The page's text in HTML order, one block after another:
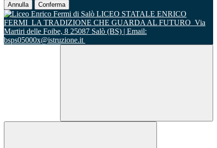
Annulla Conferma
LICEO STATALE ENRICO
FERMI LA TRADIZIONE CHE GUARDA AL FUTURO Via
Martiri delle Foibe, 8 25087 Salò (BS) | Email:
bsps05000x@istruzione.it